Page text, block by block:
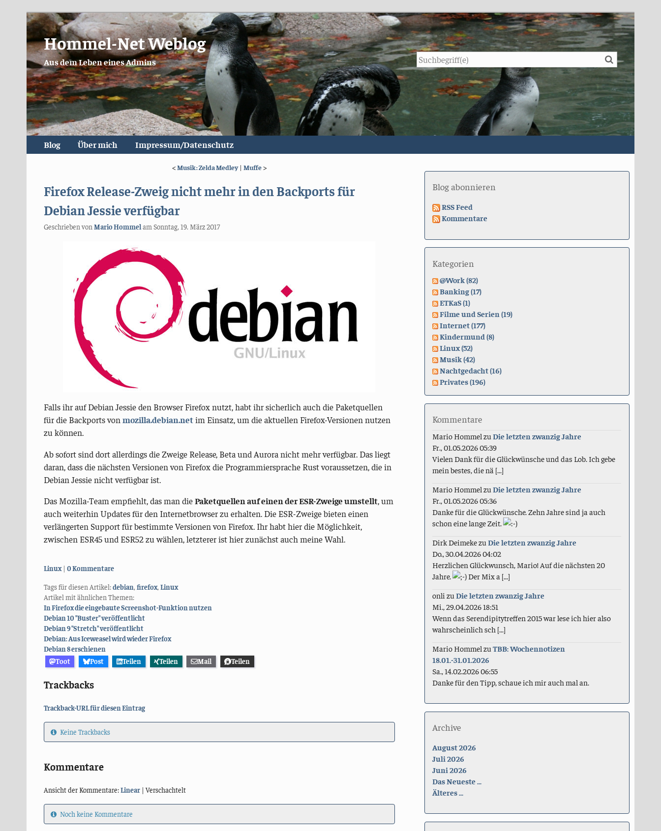
Hommel-Net Weblog
Aus dem Leben eines Admins Suche
Blog Über mich Impressum/Datenschutz
<Musik: Zelda Medley | Muffe>
Firefox Release-Zweig nicht mehr in den Backports für
Debian Jessie verfügbar
Geschrieben von Mario Hommelam Sonntag, 19. März 2017
Falls ihr auf Debian Jessie den Browser Firefox nutzt, habt ihr sicherlich auch die Paketquellen
für die Backports von mozilla.debian.netim Einsatz, um die aktuellen Firefox-Versionen nutzen
zu können.
Ab sofort sind dort allerdings die Zweige Release, Beta und Aurora nicht mehr verfügbar. Das liegt
daran, dass die nächsten Versionen von Firefox die Programmiersprache Rust voraussetzen, die in
Debian Jessie nicht verfügbar ist.
Das Mozilla-Team empfiehlt, das man diePaketquellen auf einen der ESR-Zweige umstellt, um
auch weiterhin Updates für den Internetbrowser zu erhalten. Die ESR-Zweige bieten einen
verlängerten Support für bestimmte Versionen von Firefox. Ihr habt hier die Möglichkeit,
zwischen ESR45 und ESR52 zu wählen, letzterer ist hier zunächst auch meine Wahl.
Kategorien:
Linux 0 Kommentare
Tags für diesen Artikel:debian, firefox, Linux
Artikel mit ähnlichen Themen:
In Firefox die eingebaute Screenshot-Funktion nutzen
Debian 10 "Buster" veröffentlicht
Debian 9 "Stretch" veröffentlicht
Debian: Aus Iceweasel wird wieder Firefox
Debian 8 erschienen
Toot
Post Teilen Teilen Mail Teilen
Trackbacks
Trackback-URL für diesen Eintrag
Keine Trackbacks
Kommentare
Ansicht der Kommentare:Linear| Verschachtelt
Noch keine Kommentare
Blog abonnieren
RSS Feed
Kommentare
Kategorien
@Work (82)
Banking (17)
ETKaS (1)
Filme und Serien (19)
Internet (177)
Kindermund (8)
Linux (52)
Musik (42)
Nachtgedacht (16)
Privates (196)
Kommentare
Mario Hommel zuDie letzten zwanzig Jahre
Fr., 01.05.2026 05:39
Vielen Dank für die Glückwünsche und das Lob. Ich gebe
mein bestes, die nä [...]
Mario Hommel zuDie letzten zwanzig Jahre
Fr., 01.05.2026 05:36
Danke für die Glückwünsche. Zehn Jahre sind ja auch
schon eine lange Zeit.
Dirk DeimekezuDie letzten zwanzig Jahre
Do., 30.04.2026 04:02
Herzlichen Glückwunsch, Mario! Auf die nächsten 20
Jahre.
Der Mix a [...]
onli zuDie letzten zwanzig Jahre
Mi., 29.04.2026 18:51
Wenn das Serendipitytreffen 2015 war lese ich hier also
wahrscheinlich sch [...]
Mario Hommel zuTBB: Wochennotizen
18.01.-31.01.2026
Sa., 14.02.2026 06:55
Danke für den Tipp, schaue ich mir auch mal an.
Archive
August 2026
Juli 2026
Juni 2026
Das Neueste ...
Älteres ...